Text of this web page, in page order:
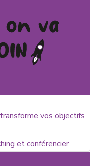
vos objectifs
et conférencier